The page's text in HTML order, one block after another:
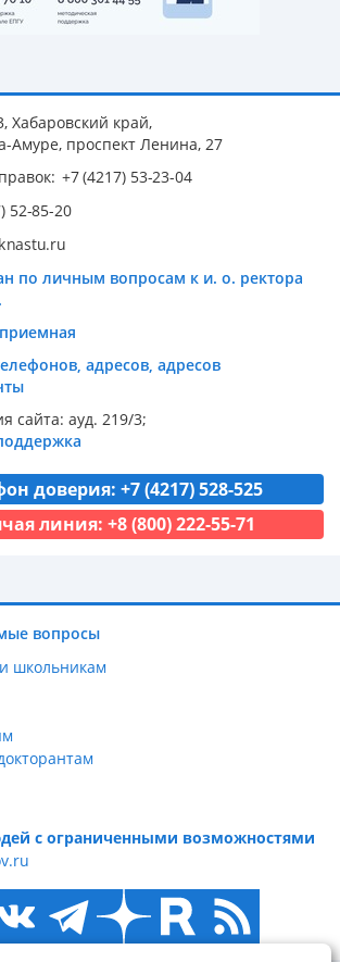
Хабаровский край,
Амуре, проспект Ленина, 27
по личным вопросам к и. о. ректора
адресов, адресов
сайта: ауд. 219/3;
доверия: +7 (4217) 528-525
линия: +8 (800) 222-55-71
вопросы
школьникам
с ограниченными возможностями